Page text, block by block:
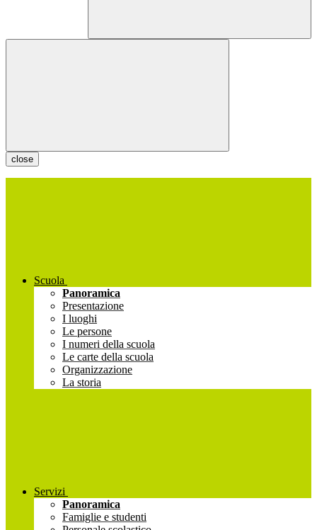
close
Scuola
Panoramica
Presentazione
I luoghi
Le persone
I numeri della scuola
Le carte della scuola
Organizzazione
La storia
Servizi
Panoramica
Famiglie e studenti